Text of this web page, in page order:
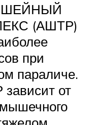
(АШТР)
при
параличе.
от